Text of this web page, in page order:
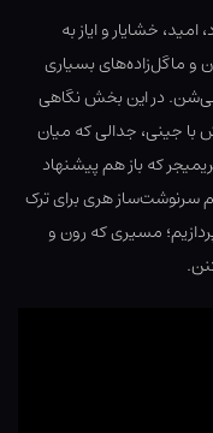
خشایار و ایاز به
و ماگل‌زاده‌های بسیاری
می‌شن. در این بخش نگاهی
با جینی، جدالی که میان
که باز هم پیشنهاد
سرنوشت‌ساز هری برای ترک
مسیری که رون و